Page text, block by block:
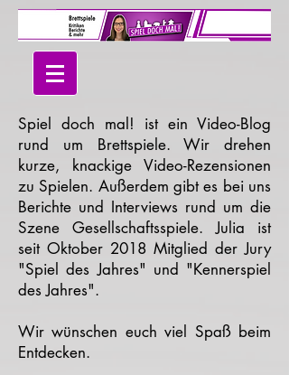
Spiel doch mal! ist ein Video-Blog
rund um Brettspiele. Wir drehen
kurze, knackige Video-Rezensionen
zu Spielen. Außerdem gibt es bei uns
Berichte und Interviews rund um die
Szene Gesellschaftsspiele. Julia ist
seit Oktober 2018 Mitglied der Jury
"Spiel des Jahres" und "Kennerspiel
des Jahres".
Wir wünschen euch viel Spaß beim
Entdecken.